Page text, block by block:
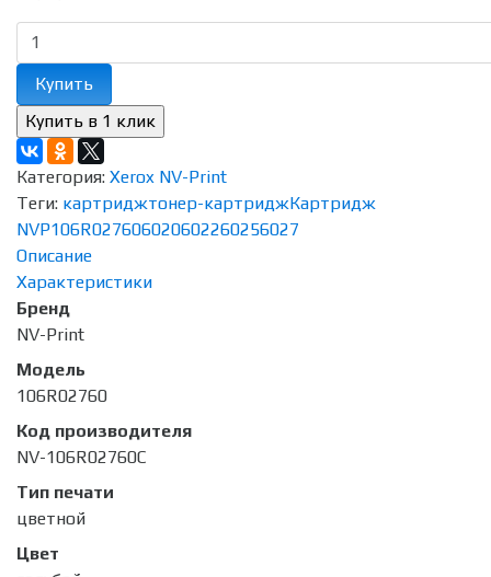
Купить
Категория: Xerox NV-Print
Теги: картриджтонер-картриджКартридж
NVP106R027606020602260256027
Описание
Характеристики
Бренд
NV-Print
Модель
106R02760
Код производителя
NV-106R02760C
Тип печати
цветной
Цвет